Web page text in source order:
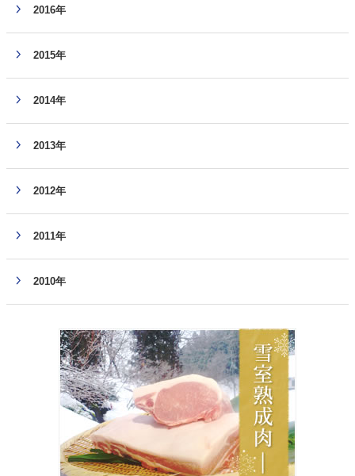
2016年
2015年
2014年
2013年
2012年
2011年
2010年